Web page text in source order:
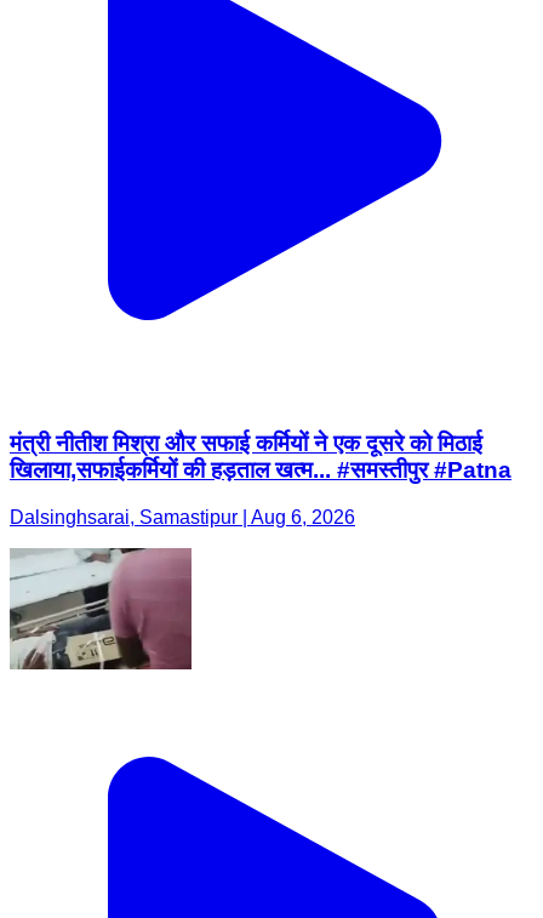
मंत्री नीतीश मिश्रा और सफाई कर्मियों ने एक दूसरे को मिठाई
खिलाया,सफाईकर्मियों की हड़ताल खत्म... #समस्तीपुर #Patna
Dalsinghsarai, Samastipur | Aug 6, 2026